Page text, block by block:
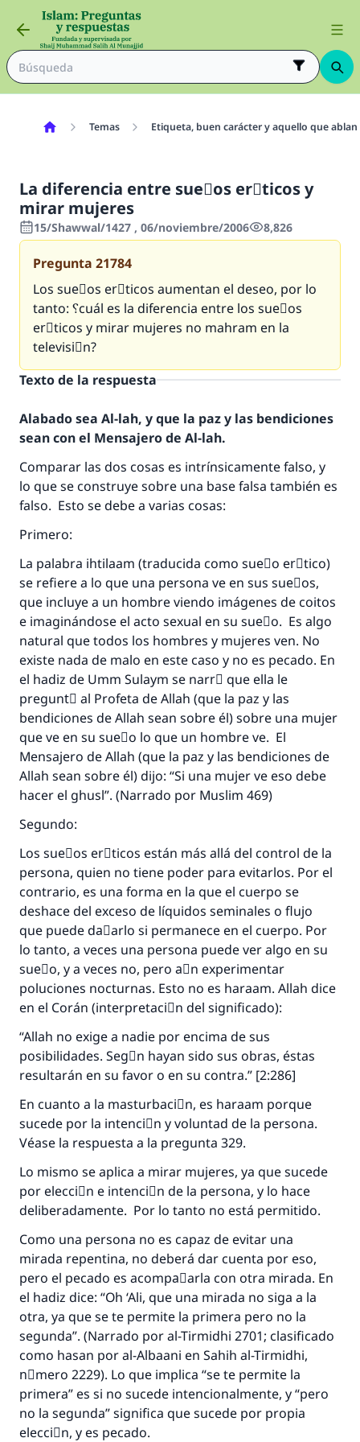
Temas Etiqueta, buen carácter y aquello que
La diferencia entre sueٌos erَticos y
mirar mujeres
15/Shawwal/1427 , 06/noviembre/2006 8,826
Pregunta 21784
Los sueٌos erَticos aumentan el deseo, por lo
tanto: ؟cuál es la diferencia entre los sueٌos
erَticos y mirar mujeres no mahram en la
televisiَn?
Texto de la respuesta
Alabado sea Al-lah, y que la paz y las bendiciones
sean con el Mensajero de Al-lah.
Comparar las dos cosas es intrínsicamente falso, y
lo que se construye sobre una base falsa también es
falso. Esto se debe a varias cosas:
Primero:
La palabra ihtilaam (traducida como sueٌo erَtico)
se refiere a lo que una persona ve en sus sueٌos,
que incluye a un hombre viendo imágenes de coitos
e imaginándose el acto sexual en su sueٌo. Es algo
natural que todos los hombres y mujeres ven. No
existe nada de malo en este caso y no es pecado. En
el hadiz de Umm Sulaym se narrَ que ella le
preguntَ al Profeta de Allah (que la paz y las
bendiciones de Allah sean sobre él) sobre una mujer
que ve en su sueٌo lo que un hombre ve. El
Mensajero de Allah (que la paz y las bendiciones de
Allah sean sobre él) dijo: “Si una mujer ve eso debe
hacer el ghusl”. (Narrado por Muslim 469)
Segundo:
Los sueٌos erَticos están más allá del control de la
persona, quien no tiene poder para evitarlos. Por el
contrario, es una forma en la que el cuerpo se
deshace del exceso de líquidos seminales o flujo
que puede daٌarlo si permanece en el cuerpo. Por
lo tanto, a veces una persona puede ver algo en su
sueٌo, y a veces no, pero aْn experimentar
poluciones nocturnas. Esto no es haraam. Allah dice
en el Corán (interpretaciَn del significado):
“Allah no exige a nadie por encima de sus
posibilidades. Segْn hayan sido sus obras, éstas
resultarán en su favor o en su contra.” [2:286]
En cuanto a la masturbaciَn, es haraam porque
sucede por la intenciَn y voluntad de la persona.
Véase la respuesta a la pregunta 329.
Lo mismo se aplica a mirar mujeres, ya que sucede
por elecciَn e intenciَn de la persona, y lo hace
deliberadamente. Por lo tanto no está permitido.
Como una persona no es capaz de evitar una
mirada repentina, no deberá dar cuenta por eso,
pero el pecado es acompaٌarla con otra mirada. En
el hadiz dice: “Oh ‘Ali, que una mirada no siga a la
otra, ya que se te permite la primera pero no la
segunda”. (Narrado por al-Tirmidhi 2701; clasificado
como hasan por al-Albaani en Sahih al-Tirmidhi,
nْmero 2229). Lo que implica “se te permite la
primera” es si no sucede intencionalmente, y “pero
no la segunda” significa que sucede por propia
elecciَn, y es pecado.